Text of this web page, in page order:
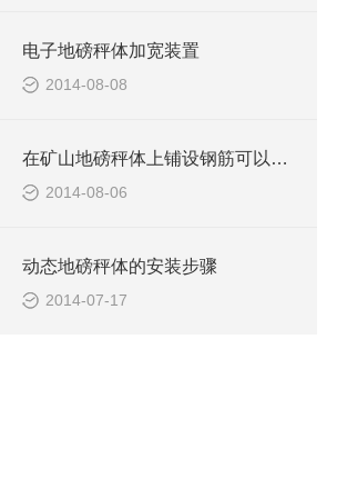
电子地磅秤体加宽装置
2014-08-08
在矿山地磅秤体上铺设钢筋可以防滑
2014-08-06
动态地磅秤体的安装步骤
2014-07-17